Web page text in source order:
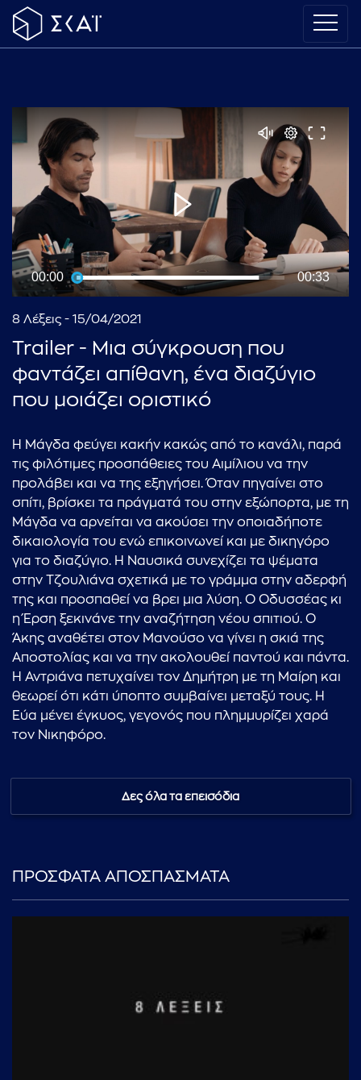
00:00 00:33
8 Λέξεις - 15/04/2021
Trailer - Μια σύγκρουση που
φαντάζει απίθανη, ένα διαζύγιο
που μοιάζει οριστικό
Η Μάγδα φεύγει κακήν κακώς από το κανάλι, παρά
τις φιλότιμες προσπάθειες του Αιμίλιου να την
προλάβει και να της εξηγήσει. Όταν πηγαίνει στο
σπίτι, βρίσκει τα πράγματά του στην εξώπορτα, με τη
Μάγδα να αρνείται να ακούσει την οποιαδήποτε
δικαιολογία του ενώ επικοινωνεί και με δικηγόρο
για το διαζύγιο. Η Ναυσικά συνεχίζει τα ψέματα
στην Τζουλιάνα σχετικά με το γράμμα στην αδερφή
της και προσπαθεί να βρει μια λύση. Ο Οδυσσέας κι
η Έρση ξεκινάνε την αναζήτηση νέου σπιτιού. Ο
Άκης αναθέτει στον Μανούσο να γίνει η σκιά της
Αποστολίας και να την ακολουθεί παντού και πάντα.
Η Αντριάνα πετυχαίνει τον Δημήτρη με τη Μαίρη και
θεωρεί ότι κάτι ύποπτο συμβαίνει μεταξύ τους. Η
Εύα μένει έγκυος, γεγονός που πλημμυρίζει χαρά
τον Νικηφόρο.
Δες όλα τα επεισόδια
ΠΡΟΣΦΑΤΑ ΑΠΟΣΠΑΣΜΑΤΑ